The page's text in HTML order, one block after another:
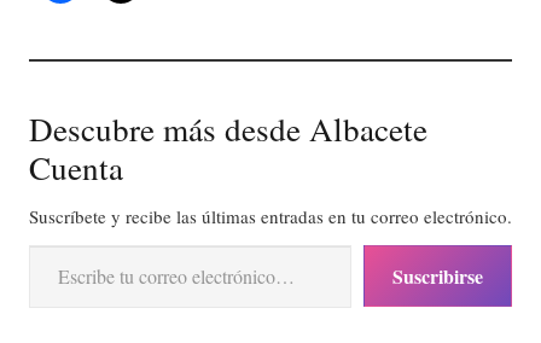
Descubre más desde Albacete
Cuenta
Suscríbete y recibe las últimas entradas en tu correo electrónico.
Escribe tu correo electrónico…
Suscribirse